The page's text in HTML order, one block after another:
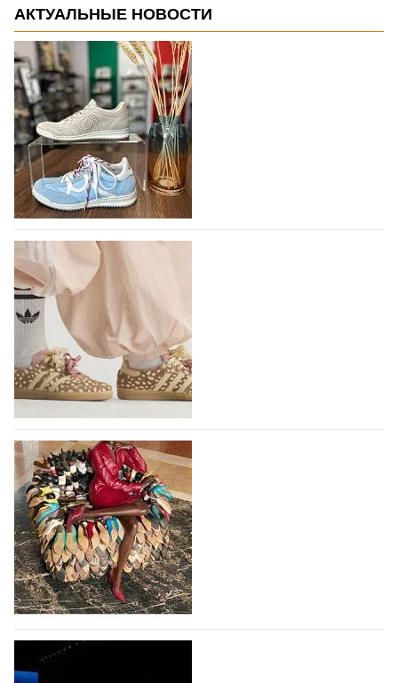
АКТУАЛЬНЫЕ НОВОСТИ
В следующем году итальянский бренд
IGI&CO отметит свое 25-летие
Компания IGI&CO была основана в 2002 году как
проект, посвященный здоровью,
высокотехнологичным продуктам, стилистическим
исследованиям и итальянскому…
10.08.2026 166
Вышли новые кроссовки Adidas Samba в
принте, имитирующем шкуру оленя
Использование анималистичных принтов в дизайне
кроссовок Adidas Samba началось с выпуска
коллаборации Adidas и Wales Bonner, в 2023 году
немецкий бренд выпустил кроссовки Samba в
леопардовом принте, и они имели…
10.08.2026 648
Итальянская Ferragamo вернулась к
прибыльности в первом полугодии 2026